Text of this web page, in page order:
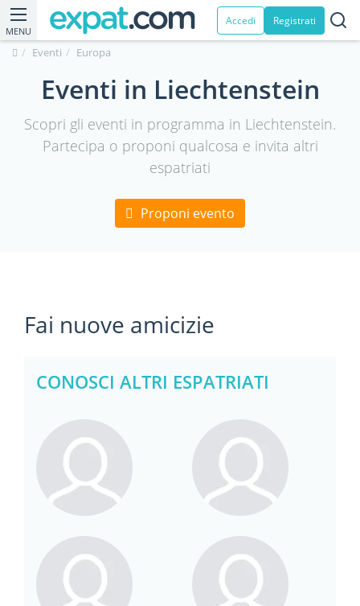
MENU
Accedi Registrati
Eventi Europa
Eventi in Liechtenstein
Scopri gli eventi in programma in Liechtenstein.
Partecipa o proponi qualcosa e invita altri
espatriati
Proponi evento
Fai nuove amicizie
CONOSCI ALTRI ESPATRIATI